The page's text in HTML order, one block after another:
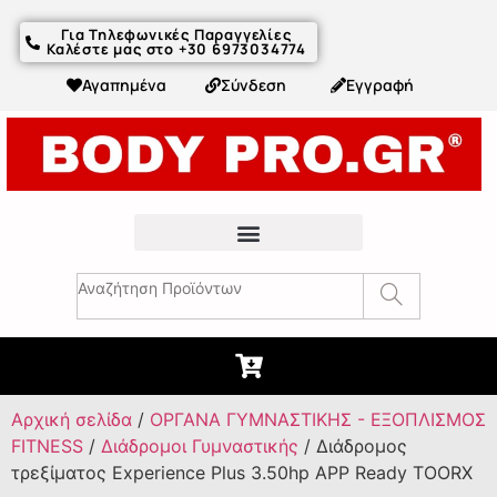
Για Τηλεφωνικές Παραγγελίες
Καλέστε μας στο +30 6973034774
Αγαπημένα Σύνδεση Εγγραφή
Αρχική σελίδα / ΟΡΓΑΝΑ ΓΥΜΝΑΣΤΙΚΗΣ - ΕΞΟΠΛΙΣΜΟΣ
FITNESS / Διάδρομοι Γυμναστικής / Διάδρομος
τρεξίματος Experience Plus 3.50hp APP Ready TOORX